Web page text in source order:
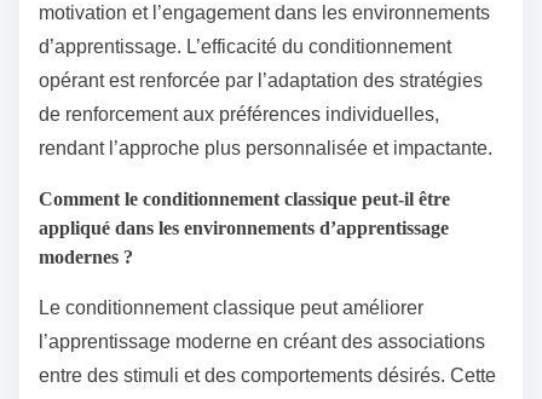
motivation et l’engagement dans les environnements
d’apprentissage. L’efficacité du conditionnement
opérant est renforcée par l’adaptation des stratégies
de renforcement aux préférences individuelles,
rendant l’approche plus personnalisée et impactante.
Comment le conditionnement classique peut-il être
appliqué dans les environnements d’apprentissage
modernes ?
Le conditionnement classique peut améliorer
l’apprentissage moderne en créant des associations
entre des stimuli et des comportements désirés. Cette